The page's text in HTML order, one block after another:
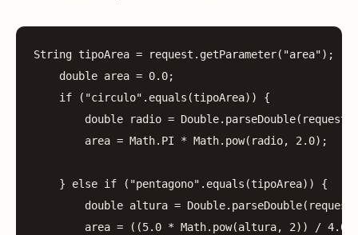
String tipoArea = request . getParameter( "area");
double area = 0.0;
if
( "circulo" . equals (tipoArea))
{
double
radio = Double. parseDouble( request
area = Math. PI * Math. pow( radio, 2.0);
} else if ( "pentagono" . equals (tipoArea))
{
double altura = Double. parseDouble( request
area = ((5.0 * Math. pow(altura, 2)) / 4.0